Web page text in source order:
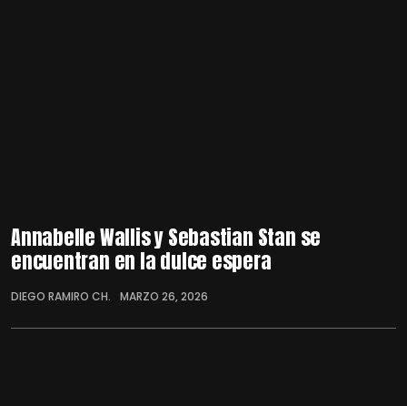
Annabelle Wallis y Sebastian Stan se
encuentran en la dulce espera
DIEGO RAMIRO CH. MARZO 26, 2026